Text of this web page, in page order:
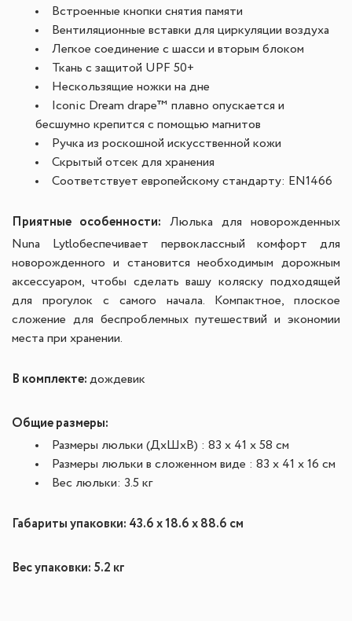
Встроенные кнопки снятия памяти
Вентиляционные вставки для циркуляции воздуха
Легкое соединение с шасси и вторым блоком
Ткань с защитой UPF 50+
Нескользящие ножки на дне
Iconic Dream drape™ плавно опускается и
бесшумно крепится с помощью магнитов
Ручка из роскошной искусственной кожи
Скрытый отсек для хранения
Соответствует европейскому стандарту: EN1466
Приятные особенности:
Люлька для новорожденных
Nuna Lytlобеспечивает первоклассный комфорт для
новорожденного и становится необходимым дорожным
аксессуаром, чтобы сделать вашу коляску подходящей
для прогулок с самого начала. Компактное, плоское
сложение для беспроблемных путешествий и экономии
места при хранении.
В комплекте: дождевик
Общие размеры:
Размеры люльки (ДхШхВ) : 83 x 41 x 58 см
Размеры люльки в сложенном виде : 83 x 41 x 16 см
Вес люльки: 3.5 кг
Габариты упаковки: 43.6 x 18.6 x 88.6 см
Вес упаковки: 5.2 кг